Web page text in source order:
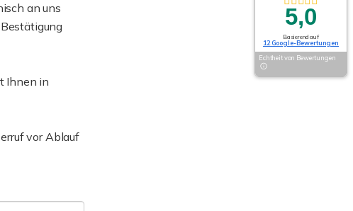
an uns
Ihnen in
vor Ablauf
5,0
Basierend auf
12 Google-Bewertungen
Echtheit von Bewertungen